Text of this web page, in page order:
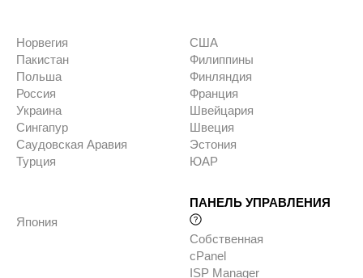
Норвегия
Пакистан
Польша
Россия
Украина
Сингапур
Саудовская Аравия
Турция
США
Филиппины
Финляндия
Франция
Швейцария
Швеция
Эстония
ЮАР
Япония
ПАНЕЛЬ УПРАВЛЕНИЯ
Собственная
cPanel
ISP Manager